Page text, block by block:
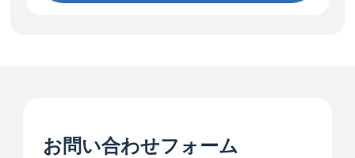
ダウンロード(29ページ)
お問い合わせフォーム